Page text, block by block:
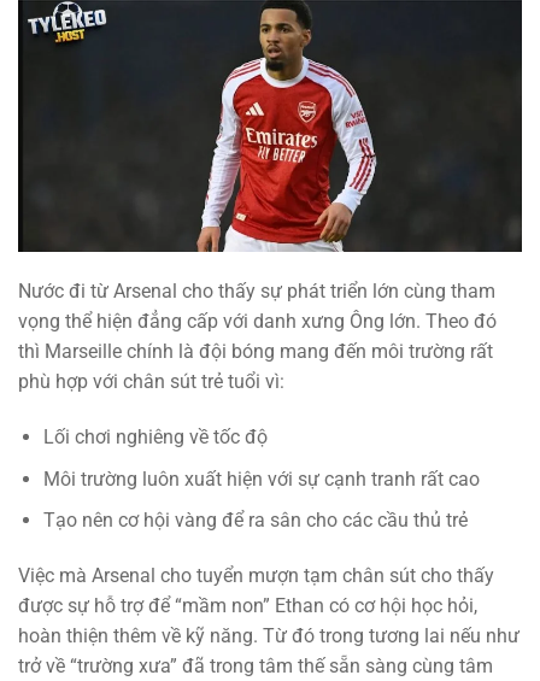
Nước đi từ Arsenal cho thấy sự phát triển lớn cùng tham
vọng thể hiện đẳng cấp với danh xưng Ông lớn. Theo đó
thì Marseille chính là đội bóng mang đến môi trường rất
phù hợp với chân sút trẻ tuổi vì:
Lối chơi nghiêng về tốc độ
Môi trường luôn xuất hiện với sự cạnh tranh rất cao
Tạo nên cơ hội vàng để ra sân cho các cầu thủ trẻ
Việc mà Arsenal cho tuyển mượn tạm chân sút cho thấy
được sự hỗ trợ để “mầm non” Ethan có cơ hội học hỏi,
hoàn thiện thêm về kỹ năng. Từ đó trong tương lai nếu như
trở về “trường xưa” đã trong tâm thế sẵn sàng cùng tâm